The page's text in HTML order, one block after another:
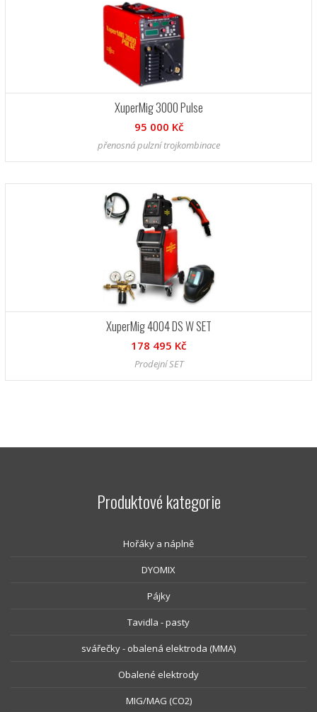
XuperMig 3000 Pulse
95 000 Kč
přenosná pulzní trojkombinace
XuperMig 4004 DS W SET
178 495 Kč
Prodejní SET
Produktové kategorie
Hořáky a náplně
DYOMIX
Pájky
Tavidla - pasty
svářečky - obalená elektroda (MMA)
Obalené elektrody
MIG/MAG (CO2)